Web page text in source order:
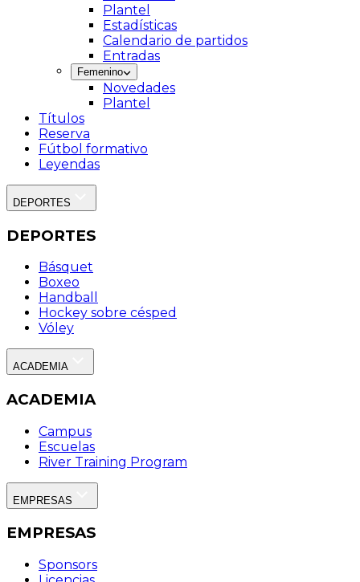
Plantel
Estadísticas
Calendario de partidos
Entradas
Femenino
Novedades
Plantel
Títulos
Reserva
Fútbol formativo
Leyendas
DEPORTES
DEPORTES
Básquet
Boxeo
Handball
Hockey sobre césped
Vóley
ACADEMIA
ACADEMIA
Campus
Escuelas
River Training Program
EMPRESAS
EMPRESAS
Sponsors